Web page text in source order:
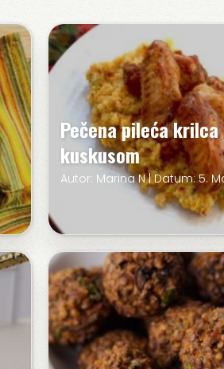
Pečena pileća krilca
kuskusom
Autor: Marina N | Datum: 5.